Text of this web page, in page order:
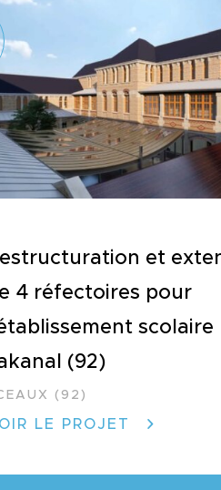
et
4 réfectoires pour
scolaire
(92)
(92)
LE PROJET